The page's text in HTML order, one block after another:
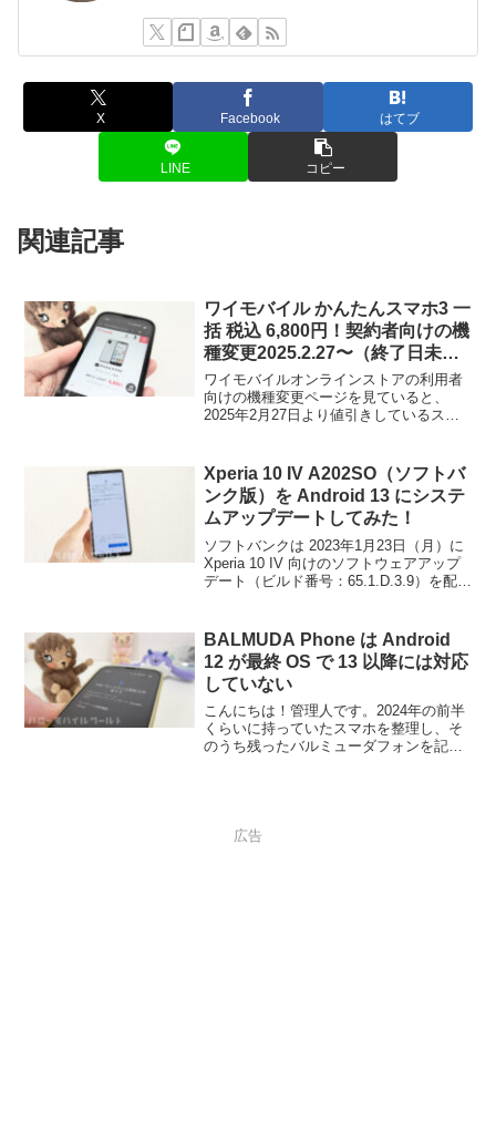
X Facebook はてブ
LINE コピー
関連記事
ワイモバイル かんたんスマホ3 一
括 税込 6,800円！契約者向けの機
種変更2025.2.27〜（終了日未
定）かんたんスマホ4 とも簡単に
比較してみた
ワイモバイルオンラインストアの利用者
向けの機種変更ページを見ていると、
2025年2月27日より値引きしているスマ
にて新機種「かんたんスマホ4」の発売も
案内されましたので、旧機種の在庫処分
といった感じでしょう。
Xperia 10 IV A202SO（ソフトバ
ンク版）を Android 13 にシステ
ムアップデートしてみた！
ソフトバンクは 2023年1月23日（月）に
Xperia 10 IV 向けのソフトウェアアップ
デート（ビルド番号：65.1.D.3.9）を配
いますので、早速 Xperia 10 IV を
Android 13 にアップデートしてみまし
た。
BALMUDA Phone は Android
12 が最終 OS で 13 以降には対応
していない
こんにちは！管理人です。2024年の前半
くらいに持っていたスマホを整理し、そ
のうち残ったバルミューダフォンを記事
広告